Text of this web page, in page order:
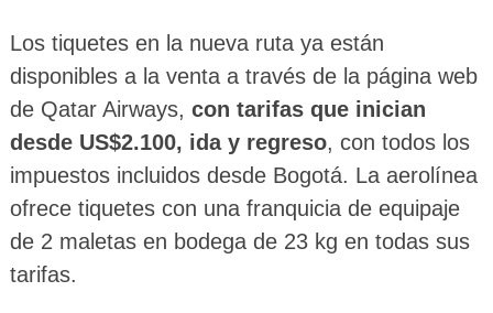
Los tiquetes en la nueva ruta ya están
disponibles a la venta a través de la página web
de Qatar Airways, con tarifas que inician
desde US$2.100, ida y regreso, con todos los
impuestos incluidos desde Bogotá. La aerolínea
ofrece tiquetes con una franquicia de equipaje
de 2 maletas en bodega de 23 kg en todas sus
tarifas.